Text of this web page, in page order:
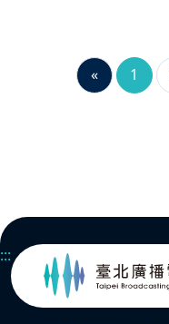
« 1
:::